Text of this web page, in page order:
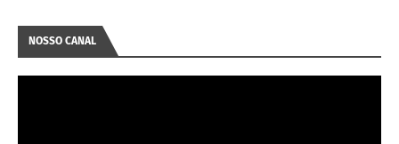
NOSSO CANAL